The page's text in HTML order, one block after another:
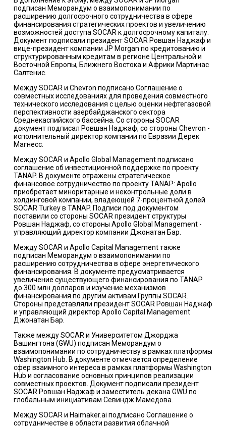
подписан Меморандум о взаимопонимании по
расширению долгосрочного сотрудничества в сфере
финансирования стратегических проектов и увеличению
возможностей доступа SOCAR к долгосрочному капиталу.
Документ подписали президент SOCAR Ровшан Наджаф и
вице-президент компании JP Morgan по кредитованию и
структурированным кредитам в регионе Центральной и
Восточной Европы, Ближнего Востока и Африки Мартинас
Салтенис.
Между SOCAR и Chevron подписано Соглашение о
совместных исследованиях для проведения совместного
технического исследования с целью оценки нефтегазовой
перспективности азербайджанского сектора
Среднекаспийского бассейна. Со стороны SOCAR
документ подписал Ровшан Наджаф, со стороны Chevron -
исполнительный директор компании по Евразии Дерек
Магнесс.
Между SOCAR и Apollo Global Management подписано
соглашение об инвестиционной поддержке по проекту
TANAP. В документе отражены стратегическое
финансовое сотрудничество по проекту TANAP: Apollo
приобретает миноритарные и неконтрольные доли в
холдинговой компании, владеющей 7-процентной долей
SOCAR Turkey в TANAP. Подписи под документом
поставили со стороны SOCAR президент структуры
Ровшан Наджаф, со стороны Apollo Global Management -
управляющий директор компании Джонатан Бар.
Между SOCAR и Apollo Capital Management также
подписан Меморандум о взаимопонимании по
расширению сотрудничества в сфере энергетического
финансирования. В документе предусматривается
увеличение существующего финансирования по TANAP
до 300 млн долларов и изучение механизмов
финансирования по другим активам Группы SOCAR.
Стороны представляли президент SOCAR Ровшан Наджаф
и управляющий директор Apollo Capital Management
Джонатан Бар.
Также между SOCAR и Университетом Джорджа
Вашингтона (GWU) подписан Меморандум о
взаимопонимании по сотрудничеству в рамках платформы
Washington Hub. В документе отмечается определение
сфер взаимного интереса в рамках платформы Washington
Hub и согласование основных принципов реализации
совместных проектов. Документ подписали президент
SOCAR Ровшан Наджаф и заместитель декана GWU по
глобальным инициативам Севиндж Мамедова.
Между SOCAR и Haimaker.ai подписано Соглашение о
сотрудничестве в области развития облачной